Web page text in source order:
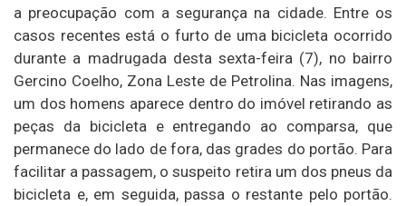
a preocupação com a segurança na cidade. Entre os
casos recentes está o furto de uma bicicleta ocorrido
durante a madrugada desta sexta-feira (7), no bairro
Gercino Coelho, Zona Leste de Petrolina. Nas imagens,
um dos homens aparece dentro do imóvel retirando as
peças da bicicleta e entregando ao comparsa, que
permanece do lado de fora, das grades do portão. Para
facilitar a passagem, o suspeito retira um dos pneus da
bicicleta e, em seguida, passa o restante pelo portão.